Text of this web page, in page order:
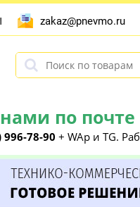
по почте
996-78-90 + WAp и TG.
zakaz@pnevmo.ru